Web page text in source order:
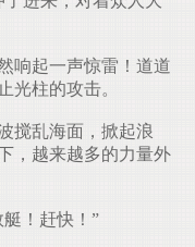
响起一声惊雷！道道
光柱的攻击。
搅乱海面，掀起浪
，越来越多的力量外
！赶快！”